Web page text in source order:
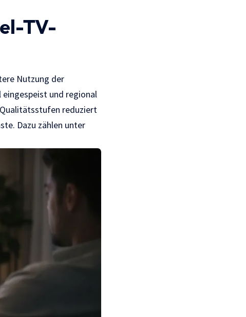
TV-
Nutzung der
und regional
reduziert
Dazu zählen unter